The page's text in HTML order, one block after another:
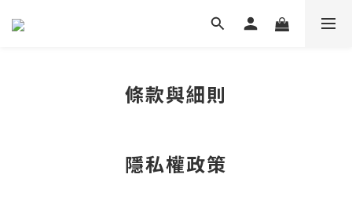
條款與細則
隱私權政策